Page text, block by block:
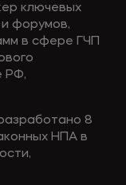
ключевых
форумов,
в сфере ГЧП
РФ,
8
НПА в